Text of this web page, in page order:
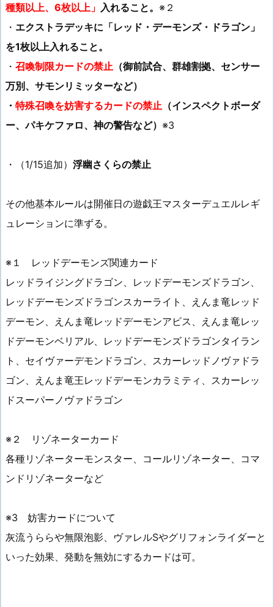
種類以上、6枚以上」 入れること。 ※２
・ エクストラデッキに「レッド・デーモンズ・ドラゴン」
を1枚以上入れること。
・ 召喚制限カードの禁止 （御前試合、群雄割拠、センサー
万別、サモンリミッターなど）
・ 特殊召喚を妨害するカードの禁止 （インスペクトボーダ
ー、パキケファロ、神の警告など） ※3
・（1/15追加） 浮幽さくらの禁止
その他基本ルールは開催日の遊戯王マスターデュエルレギ
ュレーションに準ずる。
※１ レッドデーモンズ関連カード
レッドライジングドラゴン、レッドデーモンズドラゴン、
レッドデーモンズドラゴンスカーライト、えんま竜レッド
デーモン、えんま竜レッドデーモンアビス、えんま竜レッ
ドデーモンベリアル、レッドデーモンズドラゴンタイラン
ト、セイヴァーデモンドラゴン、スカーレッドノヴァドラ
ゴン、えんま竜王レッドデーモンカラミティ、スカーレッ
ドスーパーノヴァドラゴン
※２ リゾネーターカード
各種リゾネーターモンスター、コールリゾネーター、コマ
ンドリゾネーターなど
※3 妨害カードについて
灰流うららや無限泡影、ヴァレルSやグリフォンライダーと
いった効果、発動を無効にするカードは可。